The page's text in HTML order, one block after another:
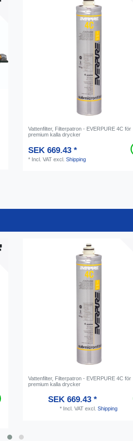
Vattenfilter, Filterpatron - EVERPURE 4C för
premium kalla drycker
SEK 669.43 *
* Incl. VAT excl.Shipping
Vattenfilter, Filterpatron - EVERPURE 4C för
premium kalla drycker
SEK 669.43 *
* Incl. VATexcl. Shipping